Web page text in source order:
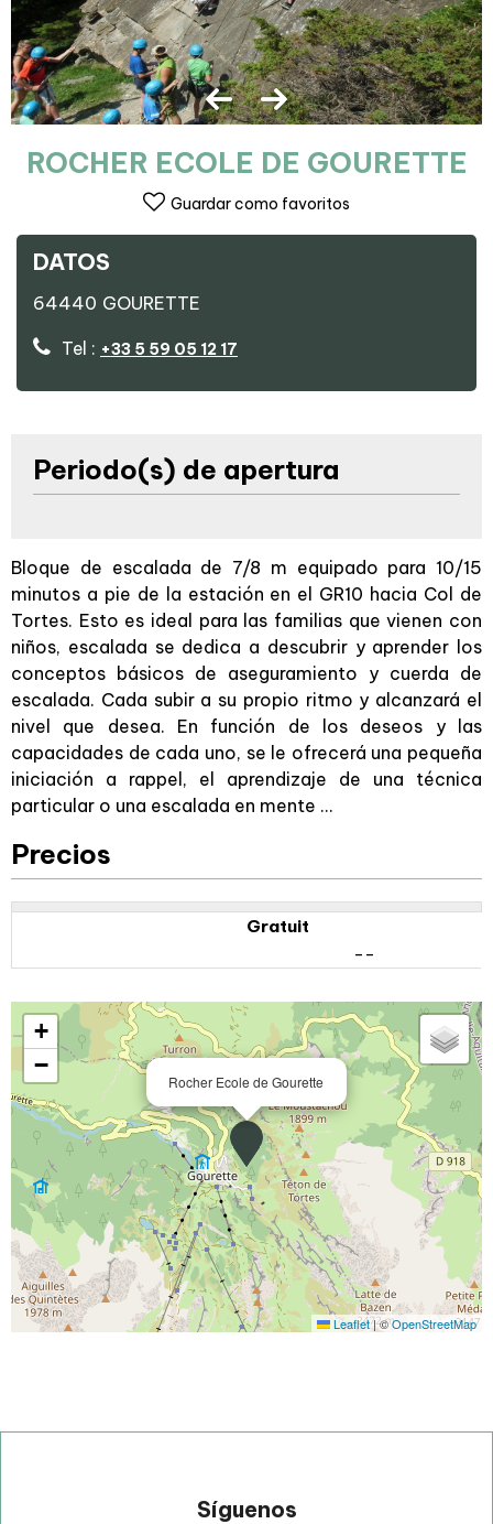
ROCHER ECOLE DE GOURETTE
Guardar como favoritos
DATOS
64440 GOURETTE
Tel : +33 5 59 05 12 17
Periodo(s) de apertura
Bloque de escalada de 7/8 m equipado para 10/15
minutos a pie de la estación en el GR10 hacia Col de
Tortes. Esto es ideal para las familias que vienen con
niños, escalada se dedica a descubrir y aprender los
conceptos básicos de aseguramiento y cuerda de
escalada. Cada subir a su propio ritmo y alcanzará el
nivel que desea. En función de los deseos y las
capacidades de cada uno, se le ofrecerá una pequeña
iniciación a rappel, el aprendizaje de una técnica
particular o una escalada en mente ...
Precios
Gratuit
--
Rocher Ecole de Gourette
+
−
Leaflet|©OpenStreetMap
Síguenos